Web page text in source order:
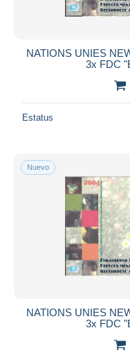
NATIONS UNIES
3x FDC
Estatus
Nuevo
NATIONS UNIES
3x FDC